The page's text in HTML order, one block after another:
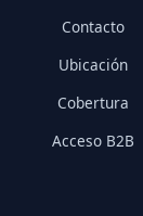
Contacto
Ubicación
Cobertura
Acceso B2B